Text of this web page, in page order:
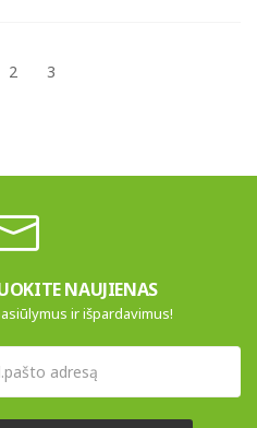
2 3
NAUJIENAS
ir išpardavimus!